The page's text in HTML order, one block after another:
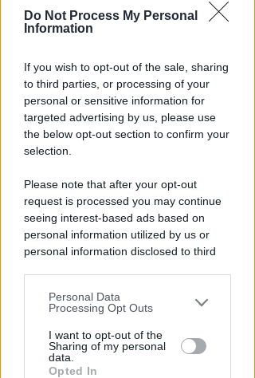
Do Not Process My Personal
Information
If you wish to opt-out of the sale, sharing
to third parties, or processing of your
personal or sensitive information for
targeted advertising by us, please use
the below opt-out section to confirm your
selection.
Please note that after your opt-out
request is processed you may continue
seeing interest-based ads based on
personal information utilized by us or
personal information disclosed to third
You may separately opt-out of the further
disclosure of your personal information
by third parties on the IAB’s list of
downstream participants.
Personal Data
Processing Opt Outs
I want to opt-out of the
Sharing of my personal
data.
Opted In
ALCUNI PRECEDENTI IN PASSATO
chiuso per dieci giorni un noto
locale
diRedazione
PARLANO ZOCCARATO E GIANI
Chiude Centro Islamico. La Lega
chiede mappatura e confronto
coi residenti